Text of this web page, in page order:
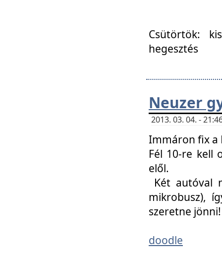
Csütörtök:
hegesztés
Neuzer
2013. 03. 04. -
Immáron fix a
Fél 10-re kell
elől.
Két autóval
mikrobusz),
szeretne jönni!
doodle